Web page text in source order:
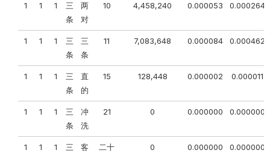
1 1 1
三
条
两
对
10 4,458,240 0.000053 0.000264
1 1 1
三
条
三
条
11 7,083,648 0.000084 0.000462
1 1 1
三
条
直
的
15 128,448 0.000002 0.000011
1 1 1
三
条
冲
洗
21 0 0.000000 0.000000
1 1 1
三
客
二十
0 0.000000 0.000000